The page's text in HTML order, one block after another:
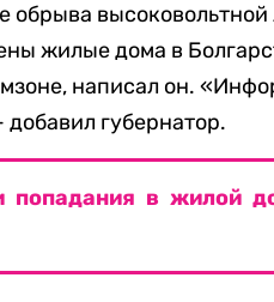
обрыва
жилые дома в
написал он.
губернатор.
попадания в жилой